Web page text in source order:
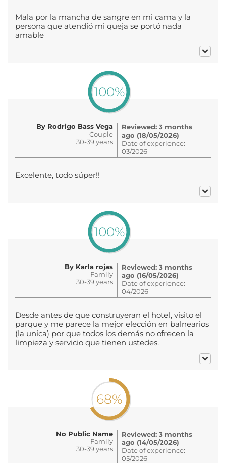
Mala por la mancha de sangre en mi cama y la
persona que atendió mi queja se portó nada
amable
100%
By Rodrigo Bass Vega
Couple
30-39 years
Reviewed: 3 months
ago (18/05/2026)
Date of experience:
03/2026
Excelente, todo súper!!
100%
By Karla rojas
Family
30-39 years
Reviewed: 3 months
ago (16/05/2026)
Date of experience:
04/2026
Desde antes de que construyeran el hotel, visito el
parque y me parece la mejor elección en balnearios
(la unica) por que todos los demás no ofrecen la
limpieza y servicio que tienen ustedes.
68%
No Public Name
Family
30-39 years
Reviewed: 3 months
ago (14/05/2026)
Date of experience:
05/2026